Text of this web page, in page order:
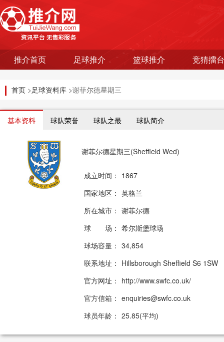
推介首页 足球推介 篮球推介 竞猜擂台
首页 >足球资料库 >谢菲尔德星期三
基本资料 球队荣誉 球队之最 球队简介
谢菲尔德星期三(Sheffield Wed)
成立时间： 1867
国家地区： 英格兰
所在城市： 谢菲尔德
球 场： 希尔斯堡球场
球场容量： 34,854
联系地址： Hillsborough Sheffield S6 1SW
官方网址： http://www.swfc.co.uk/
官方信箱： enquiries@swfc.co.uk
球员年龄： 25.85(平均)